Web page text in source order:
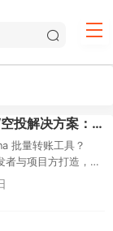
Solana 链高效批量转账/空投解决方案：使用 GTokenTool
批量转账工具？
者与项目方打造，支
。单...